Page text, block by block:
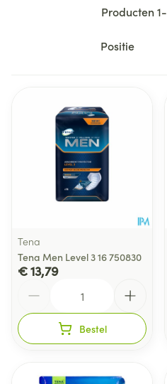
Producten1-
Sorteer op:
Tena
Tena Men Level 3 16 750830
€ 13,79
Bestel